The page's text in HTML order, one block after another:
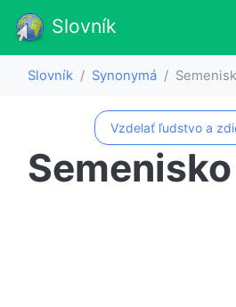
Slovník
Slovník Synonymá
Vzdelať ľudstvo a
Semenisko